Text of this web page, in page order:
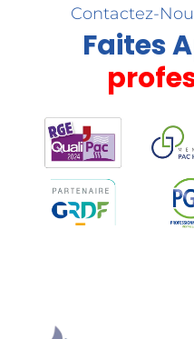
Contactez-
Faites